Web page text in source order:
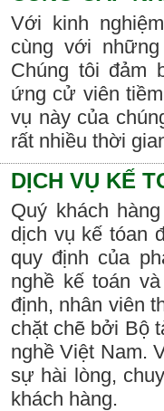
Với kinh
cùng với
Chúng tôi đảm
ứng cử viên
vụ này của
rất nhiều thời
DỊCH VỤ KẾ
Quý khách
dịch vụ kế tóan
quy định của
nghề kế toán
định, nhân viên
chặt chẽ bởi Bộ
nghề Việt Nam.
sự hài lòng,
khách hàng.